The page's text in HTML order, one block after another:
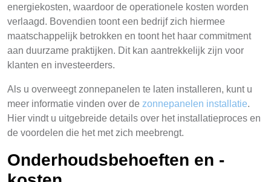
energiekosten, waardoor de operationele kosten worden
verlaagd. Bovendien toont een bedrijf zich hiermee
maatschappelijk betrokken en toont het haar commitment
aan duurzame praktijken. Dit kan aantrekkelijk zijn voor
klanten en investeerders.
Als u overweegt zonnepanelen te laten installeren, kunt u
meer informatie vinden over de zonnepanelen installatie.
Hier vindt u uitgebreide details over het installatieproces en
de voordelen die het met zich meebrengt.
Onderhoudsbehoeften en -